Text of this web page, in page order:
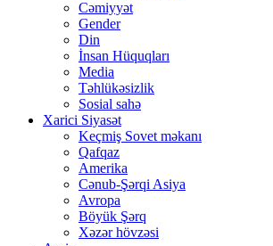
Cəmiyyət
Gender
Din
İnsan Hüquqları
Media
Təhlükəsizlik
Sosial sahə
Xarici Siyasət
Keçmiş Sovet məkanı
Qafqaz
Amerika
Cənub-Şərqi Asiya
Avropa
Böyük Şərq
Xəzər hövzəsi